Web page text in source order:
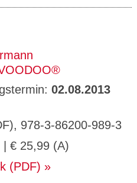
02.08.2013
978-3-86200-989-3
| € 25,99 (A)
(PDF)